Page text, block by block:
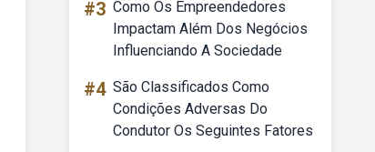
#3 Como Os Empreendedores
Impactam Além Dos Negócios
Influenciando A Sociedade
#4 São Classificados Como
Condições Adversas Do
Condutor Os Seguintes Fatores